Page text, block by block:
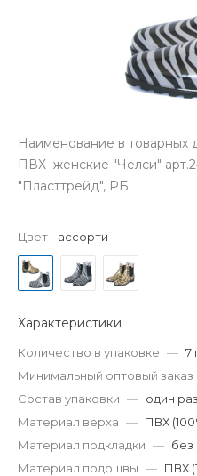
Наименование в товарных
ПВХ женские "Челси"
"Пласттрейд", РБ
Цвет ассорти
Характеристики
Количество в упаковке — 7
Минимальный оптовый заказ
Состав упаковки — один
Материал верха — ПВХ
Материал подкладки — без
Материал подошвы — ПВХ